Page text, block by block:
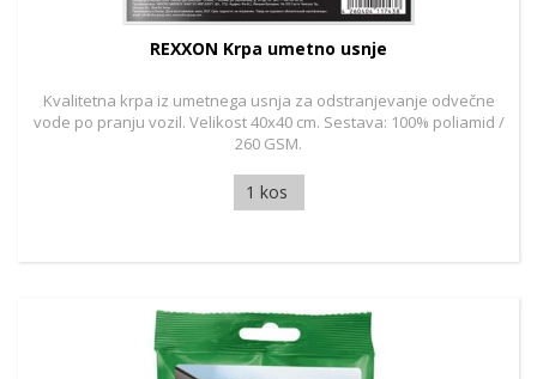
REXXON Krpa umetno usnje
Kvalitetna krpa iz umetnega usnja za odstranjevanje odvečne
vode po pranju vozil. Velikost 40x40 cm. Sestava: 100% poliamid /
260 GSM.
1 kos